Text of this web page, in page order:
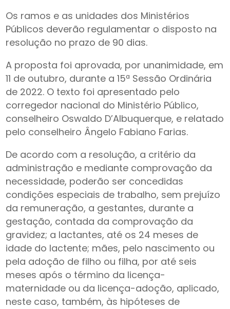
Os ramos e as unidades dos Ministérios
Públicos deverão regulamentar o disposto na
resolução no prazo de 90 dias.
A proposta foi aprovada, por unanimidade, em
11 de outubro, durante a 15ª Sessão Ordinária
de 2022. O texto foi apresentado pelo
corregedor nacional do Ministério Público,
conselheiro Oswaldo D’Albuquerque, e relatado
pelo conselheiro Ângelo Fabiano Farias.
De acordo com a resolução, a critério da
administração e mediante comprovação da
necessidade, poderão ser concedidas
condições especiais de trabalho, sem prejuízo
da remuneração, a gestantes, durante a
gestação, contada da comprovação da
gravidez; a lactantes, até os 24 meses de
idade do lactente; mães, pelo nascimento ou
pela adoção de filho ou filha, por até seis
meses após o término da licença-
maternidade ou da licença-adoção, aplicado,
neste caso, também, às hipóteses de